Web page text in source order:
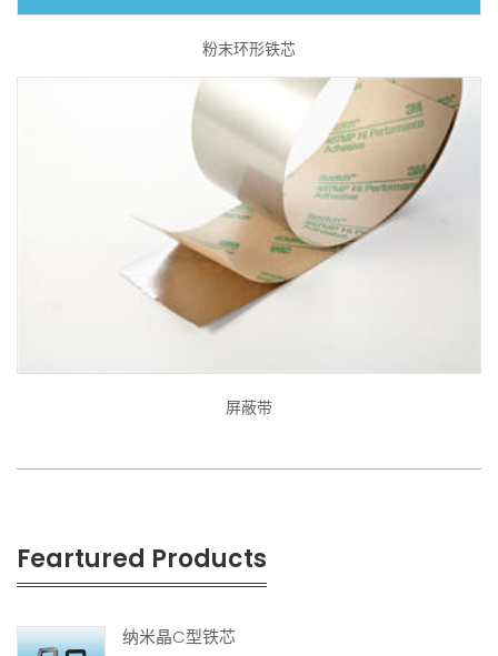
粉末环形铁芯
屏蔽带
Feartured Products
纳米晶C型铁芯